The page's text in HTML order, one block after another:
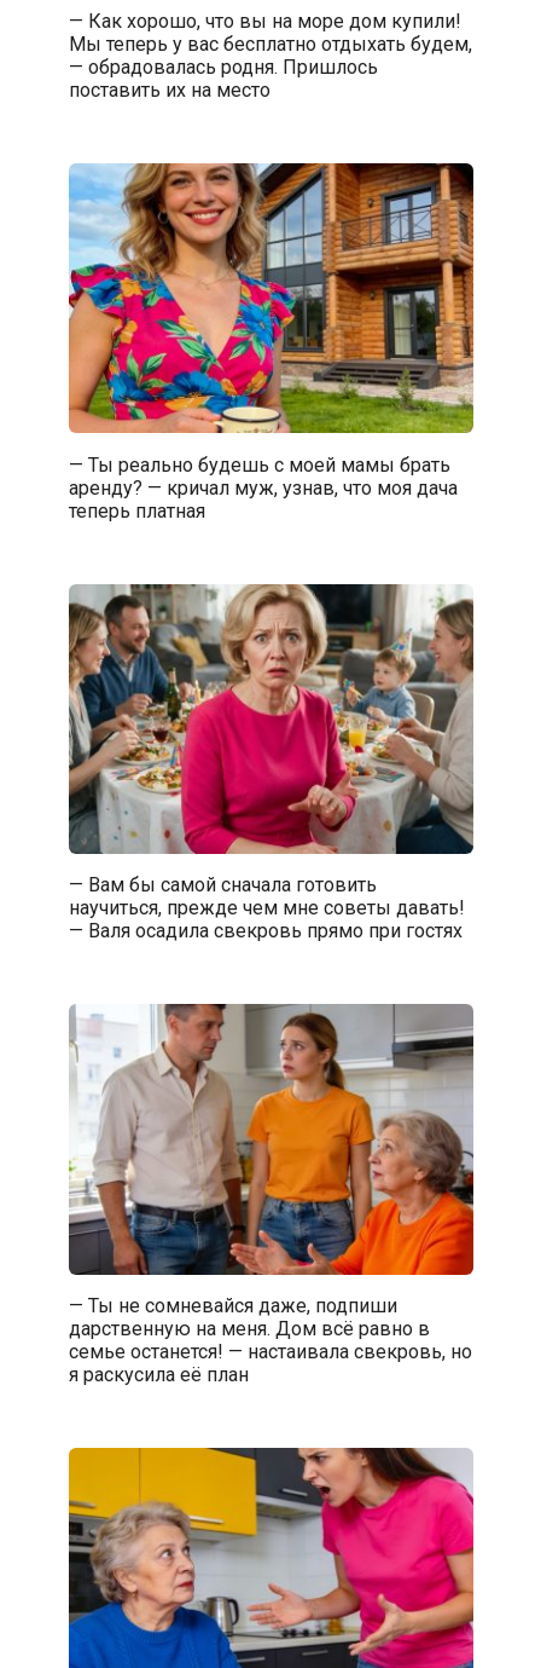
— Как хорошо, что вы на море дом купили!
Мы теперь у вас бесплатно отдыхать будем,
— обрадовалась родня. Пришлось
поставить их на место
— Ты реально будешь с моей мамы брать
аренду? — кричал муж, узнав, что моя дача
теперь платная
— Вам бы самой сначала готовить
научиться, прежде чем мне советы давать!
— Валя осадила свекровь прямо при гостях
— Ты не сомневайся даже, подпиши
дарственную на меня. Дом всё равно в
семье останется! — настаивала свекровь, но
я раскусила её план